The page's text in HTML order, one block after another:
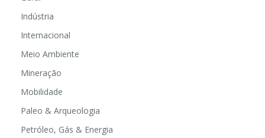
Indústria
Internacional
Meio Ambiente
Mineração
Mobilidade
Paleo & Arqueologia
Petróleo, Gás & Energia